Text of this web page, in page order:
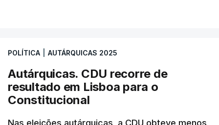
POLÍTICA AUTÁRQUICAS 2025
Autárquicas. CDU recorre de
resultado em Lisboa para o
Constitucional
Nas eleições autárquicas, a CDU obteve menos